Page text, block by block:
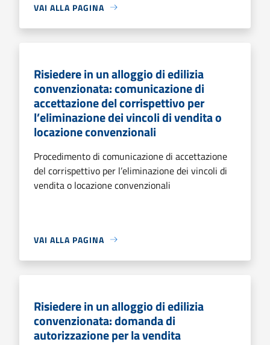
VAI ALLA PAGINA
Risiedere in un alloggio di edilizia
convenzionata: comunicazione di
accettazione del corrispettivo per
l’eliminazione dei vincoli di vendita o
locazione convenzionali
Procedimento di comunicazione di accettazione
del corrispettivo per l’eliminazione dei vincoli di
vendita o locazione convenzionali
VAI ALLA PAGINA
Risiedere in un alloggio di edilizia
convenzionata: domanda di
autorizzazione per la vendita